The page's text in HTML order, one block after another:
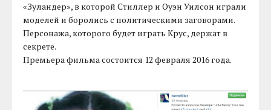
«Зуландер», в которой Стиллер и Оуэн Уилсон играли
моделей и боролись с политическими заговорами.
Персонажа, которого будет играть Крус, держат в
секрете.
Премьера фильма состоится 12 февраля 2016 года.